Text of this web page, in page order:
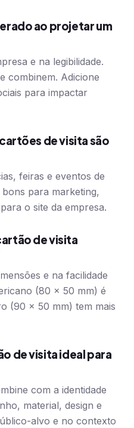
ao projetar um
e na legibilidade.
combinem. Adicione
para impactar
de visita são
feiras e eventos de
bons para marketing,
o site da empresa.
de visita
e na facilidade
(80 × 50 mm) é
(90 × 50 mm) tem mais
de visita ideal para
com a identidade
material, design e
alvo e no contexto